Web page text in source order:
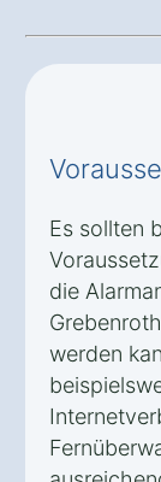
Es sollten
die
werden